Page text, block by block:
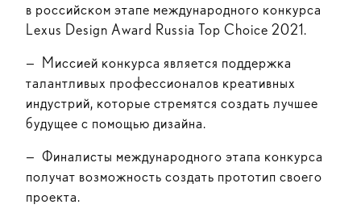
в российском этапе международного конкурса
Lexus Design Award Russia Top Choice 2021.
— Миссией конкурса является поддержка
талантливых профессионалов креативных
индустрий, которые стремятся создать лучшее
будущее с помощью дизайна.
— Финалисты международного этапа конкурса
получат возможность создать прототип своего
проекта.